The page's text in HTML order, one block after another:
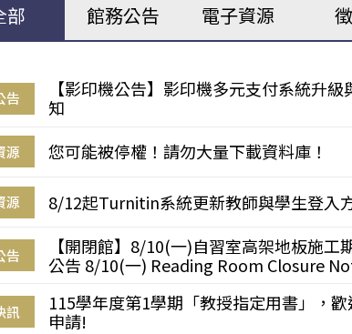
部 館務公告 電子資源
告
【影印機公告】影印機多元支付系統升
知
源 您可能被停權！請勿大量下載資料庫！
源 8/12起Turnitin系統更新教師與學生登入
告
【開閉館】8/10(一)自習室高架地板施工
公告 8/10(一) Reading Room Closure
訊
115學年度第1學期「教授指定用書」，
申請!